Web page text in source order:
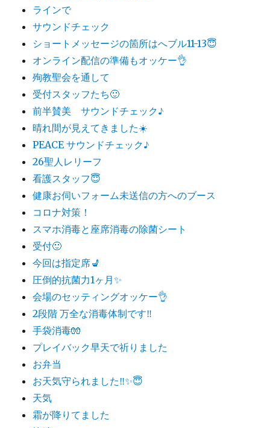
ラインで
サウンドチェック
ショートメッセージの箇所はへブル11-13😇
オンライン配信の準備もオッケー👌
殉教聖会を通して
受付スタッフたち🙂
前半賛美 サウンドチェック♪
晴れ間が見えてきました☀️
PEACE サウンドチェック♪
26聖人レリーフ
看護スタッフ😇
健康お伺いフォーム未送信の方へのブース
コロナ対策！
スマホ消毒と座席消毒の除菌シート
受付🙂
今回は指定席💺
圧倒的抗菌力1ヶ月✨
会場のセッティングオッケー👌
2段階 万全な消毒体制です‼️
手袋消毒🧤
プレイバック早天で祈りました
お弁当
お天気守られました‼️✨😇
天気
霜が降りてました